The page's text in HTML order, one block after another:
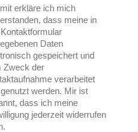
erkläre ich mich
dass meine in
Daten
gespeichert und
Zweck der
verarbeitet
werden. Mir ist
dass ich meine
jederzeit widerrufen